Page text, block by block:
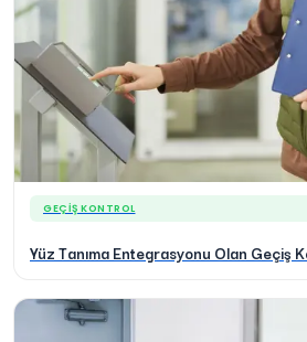
GEÇIŞ KONTROL
Yüz Tanıma Entegrasyonu Olan Geçiş